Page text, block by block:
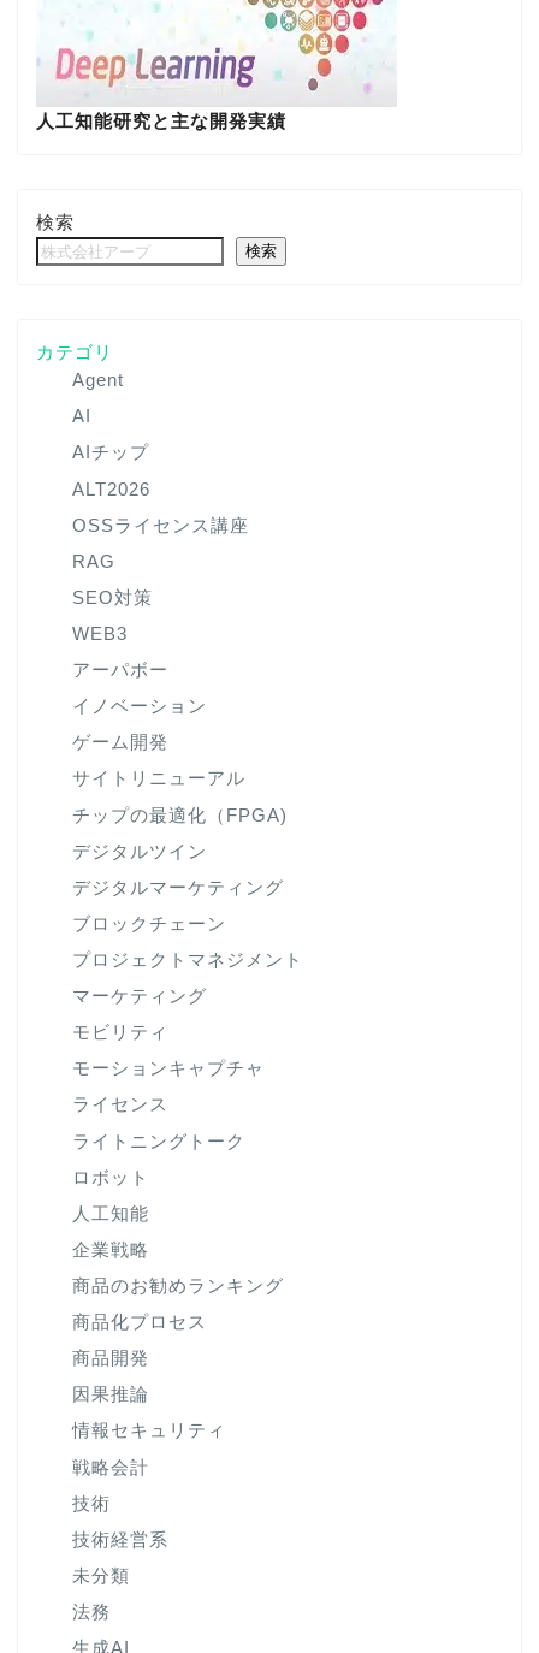
人工知能研究と主な開発実績
検索
検索
カテゴリ
Agent
AI
AIチップ
ALT2026
OSSライセンス講座
RAG
SEO対策
WEB3
アーパボー
イノベーション
ゲーム開発
サイトリニューアル
チップの最適化（FPGA)
デジタルツイン
デジタルマーケティング
ブロックチェーン
プロジェクトマネジメント
マーケティング
モビリティ
モーションキャプチャ
ライセンス
ライトニングトーク
ロボット
人工知能
企業戦略
商品のお勧めランキング
商品化プロセス
商品開発
因果推論
情報セキュリティ
戦略会計
技術
技術経営系
未分類
法務
生成AI